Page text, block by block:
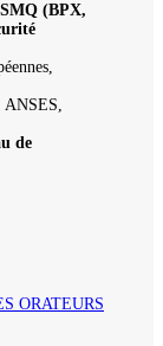
(BPX,
de
ORATEURS